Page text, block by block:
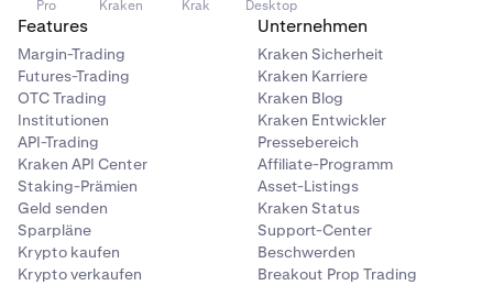
Pro Kraken Krak Desktop
Features
Margin-Trading
Futures-Trading
OTC Trading
Institutionen
API-Trading
Kraken API Center
Staking-Prämien
Geld senden
Sparpläne
Krypto kaufen
Krypto verkaufen
Unternehmen
Kraken Sicherheit
Kraken Karriere
Kraken Blog
Kraken Entwickler
Pressebereich
Affiliate-Programm
Asset-Listings
Kraken Status
Support-Center
Beschwerden
Breakout Prop Trading